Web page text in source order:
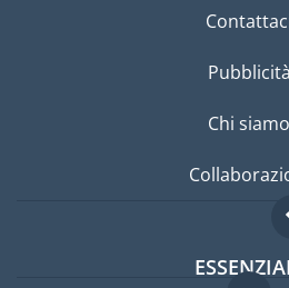
Pubblicità
Chi siamo